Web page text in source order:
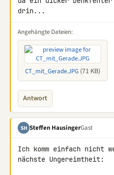
drin...
Angehängte Dateien:
CT_mit_Gerade.JPG (71 KB)
Antwort
SH Steffen HausingerGast
Ich komm einfach
nächste Ungereimtheit: